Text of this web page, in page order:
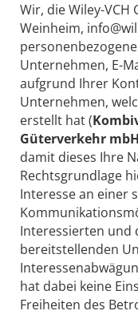
Wir, die Wiley-VCH
Weinheim,
Unternehmen, E-
aufgrund Ihrer
Unternehmen,
erstellt hat (
Güterverkehr
damit dieses Ihre
Rechtsgrundlage
Interesse an einer
Interessierten und
bereitstellenden
hat dabei keine
Freiheiten des